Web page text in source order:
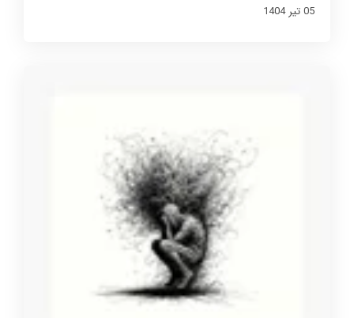
05 تير 1404